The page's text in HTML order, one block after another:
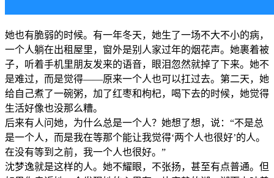
她也有脆弱的时候。有一年冬天，她生了一场不大不小的病，
一个人躺在出租屋里，窗外是别人家过年的烟花声。她裹着被
子，听着手机里朋友发来的语音，眼泪忽然就掉了下来。她不
是难过，而是觉得——原来一个人也可以扛过去。第二天，她
给自己煮了一碗粥，加了红枣和枸杞，喝下去的时候，她觉得
生活好像也没那么糟。
后来有人问她，为什么总是一个人？她想了想，说：“不是总
是一个人，而是我在等那个能让我觉得‘两个人也很好’的人。
在没有等到之前，我一个人也很好。”
沈梦逸就是这样的人。她不耀眼，不张扬，甚至有点普通。但